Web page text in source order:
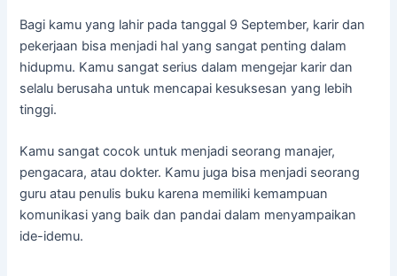
Bagi kamu yang lahir pada tanggal 9 September, karir dan
pekerjaan bisa menjadi hal yang sangat penting dalam
hidupmu. Kamu sangat serius dalam mengejar karir dan
selalu berusaha untuk mencapai kesuksesan yang lebih
tinggi.
Kamu sangat cocok untuk menjadi seorang manajer,
pengacara, atau dokter. Kamu juga bisa menjadi seorang
guru atau penulis buku karena memiliki kemampuan
komunikasi yang baik dan pandai dalam menyampaikan
ide-idemu.